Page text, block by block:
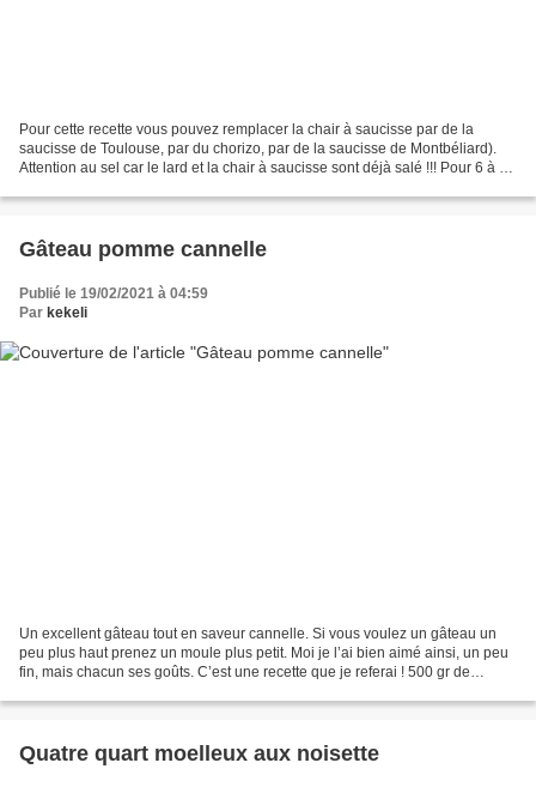
Pour cette recette vous pouvez remplacer la chair à saucisse par de la
saucisse de Toulouse, par du chorizo, par de la saucisse de Montbéliard).
Attention au sel car le lard et la chair à saucisse sont déjà salé !!! Pour 6 à 8
Gâteau pomme cannelle
Publié le 19/02/2021 à 04:59
Par kekeli
Un excellent gâteau tout en saveur cannelle. Si vous voulez un gâteau un
peu plus haut prenez un moule plus petit. Moi je l’ai bien aimé ainsi, un peu
fin, mais chacun ses goûts. C’est une recette que je referai ! 500 gr de
Quatre quart moelleux aux noisette